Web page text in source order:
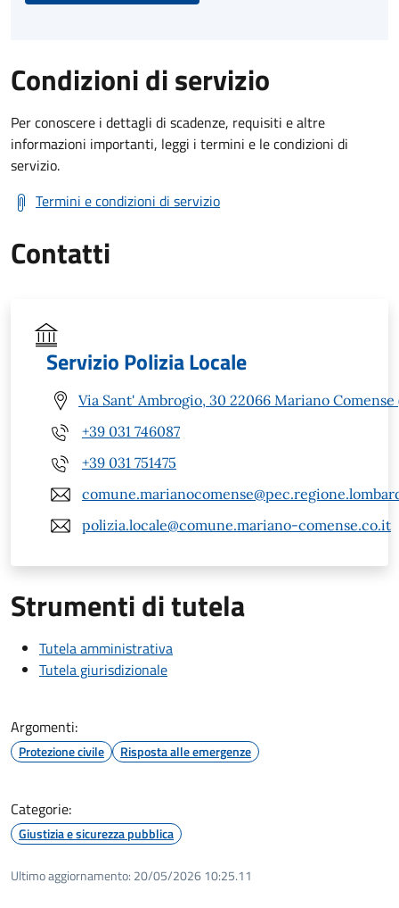
Condizioni di servizio
Per conoscere i dettagli di scadenze, requisiti e altre
informazioni importanti, leggi i termini e le condizioni di
servizio.
Termini e condizioni di servizio
Contatti
Servizio Polizia Locale
Via Sant' Ambrogio, 30 22066 Mariano Comense
+39 031 746087
+39 031 751475
polizia.locale@comune.mariano-comense.co.it
Strumenti di tutela
Tutela amministrativa
Tutela giurisdizionale
Argomenti:
Protezione civile Risposta alle emergenze
Categorie:
Giustizia e sicurezza pubblica
Ultimo aggiornamento: 20/05/2026 10:25.11